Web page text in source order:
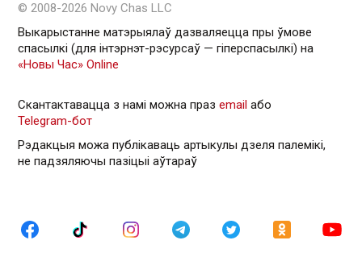
© 2008-2026 Novy Chas LLC
Выкарыстанне матэрыялаў дазваляецца пры ўмове
спасылкі (для інтэрнэт-рэсурсаў — гiперспасылкi) на
«Новы Час» Online
Скантактавацца з намі можна праз email або
Telegram-бот
Рэдакцыя можа публікаваць артыкулы дзеля палемікі,
не падзяляючы пазіцыі аўтараў